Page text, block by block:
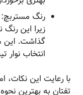
رنگ مستربچ:
زیرا این رنگ
گذاشت. این
انتخاب نوار
با رعایت این نکات،
تفتان به بهترین نحوه